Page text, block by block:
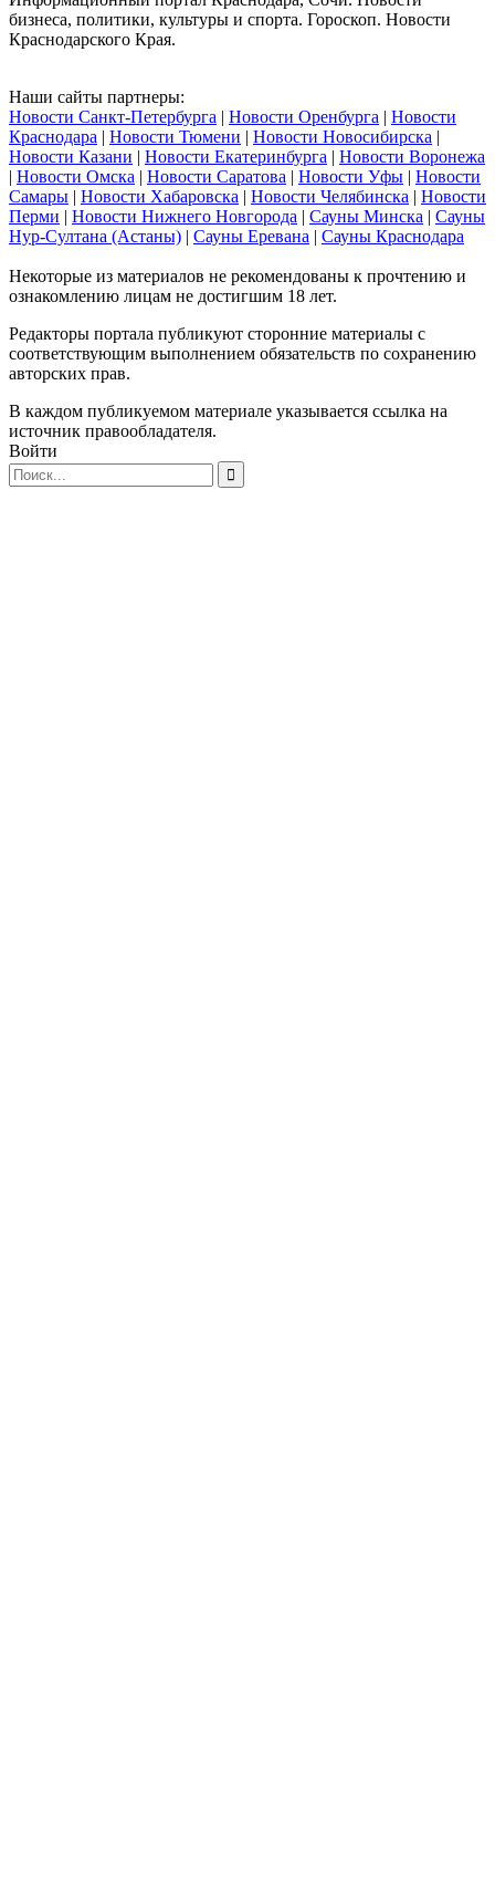
бизнеса, политики, культуры и спорта. Гороскоп. Новости
Краснодарского Края.
Наши сайты партнеры:
Новости Санкт-Петербурга | Новости Оренбурга | Новости
Краснодара | Новости Тюмени | Новости Новосибирска |
Новости Казани | Новости Екатеринбурга | Новости Воронежа
| Новости Омска | Новости Саратова | Новости Уфы | Новости
Самары | Новости Хабаровска | Новости Челябинска | Новости
Перми | Новости Нижнего Новгорода | Сауны Минска | Сауны
Нур-Султана (Астаны) | Сауны Еревана | Сауны Краснодара
Некоторые из материалов не рекомендованы к прочтению и
ознакомлению лицам не достигшим 18 лет.
Редакторы портала публикуют сторонние материалы с
соответствующим выполнением обязательств по сохранению
авторских прав.
В каждом публикуемом материале указывается ссылка на
источник правообладателя.
Войти